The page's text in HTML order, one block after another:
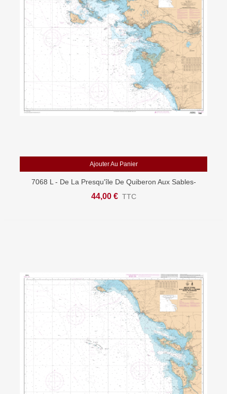
Ajouter Au Panier
7068 L - De La Presqu'île De Quiberon Aux Sables-
D'Olonne - Carte Marine Shom Papier
44,00 € TTC